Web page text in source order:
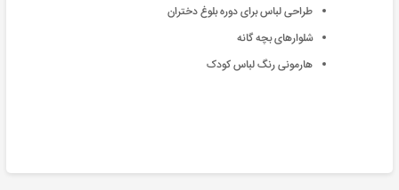
طراحی لباس برای دوره بلوغ دختران
شلوارهای بچه گانه
هارمونی رنگ لباس کودک